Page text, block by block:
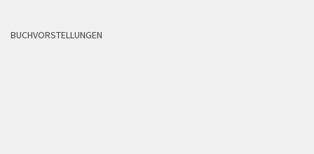
BUCHVORSTELLUNGEN